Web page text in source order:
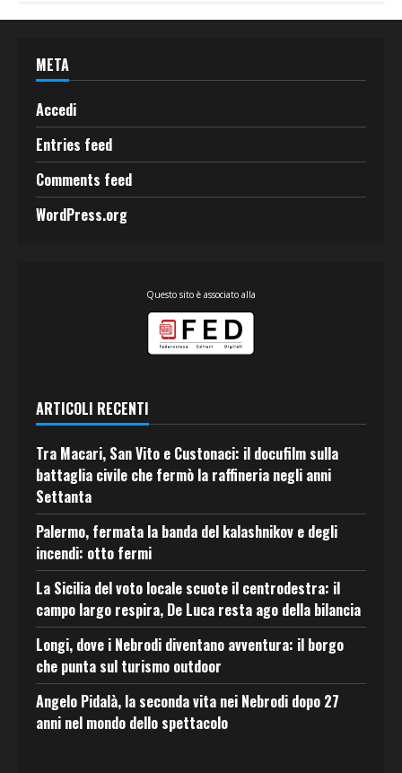
META
Accedi
Entries feed
Comments feed
WordPress.org
Questo sito è associato alla
ARTICOLI RECENTI
Tra Macari, San Vito e Custonaci: il docufilm sulla
battaglia civile che fermò la raffineria negli anni
Settanta
Palermo, fermata la banda del kalashnikov e degli
incendi: otto fermi
La Sicilia del voto locale scuote il centrodestra: il
campo largo respira, De Luca resta ago della bilancia
Longi, dove i Nebrodi diventano avventura: il borgo
che punta sul turismo outdoor
Angelo Pidalà, la seconda vita nei Nebrodi dopo 27
anni nel mondo dello spettacolo